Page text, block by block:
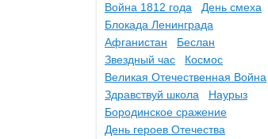
Война 1812 года
День смеха
Блокада Ленинграда
Афганистан
Беслан
Звездный час
Космос
Великая Отечественная Война
Здравствуй школа
Наурыз
Бородинское сражение
День героев Отечества